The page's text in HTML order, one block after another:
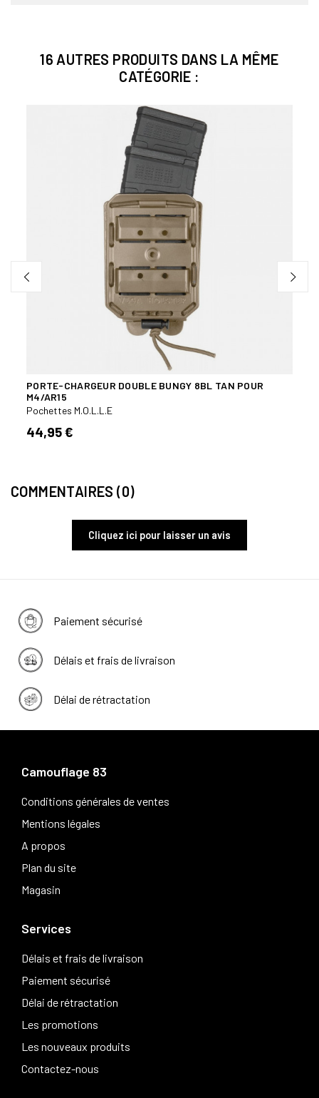
16 AUTRES PRODUITS DANS LA MÊME
CATÉGORIE :
PORTE-CHARGEUR DOUBLE BUNGY 8BL TAN POUR
M4/AR15
Pochettes M.O.L.L.E
44,95 €
COMMENTAIRES (0)
Cliquez ici pour laisser un avis
Paiement sécurisé
Délais et frais de livraison
Délai de rétractation
Camouflage 83
Conditions générales de ventes
Mentions légales
A propos
Plan du site
Magasin
Services
Délais et frais de livraison
Paiement sécurisé
Délai de rétractation
Les promotions
Les nouveaux produits
Contactez-nous